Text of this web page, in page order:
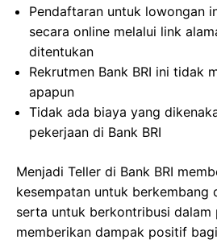
Pendaftaran untuk lowongan
secara online melalui link
ditentukan
Rekrutmen Bank BRI ini tidak
apapun
Tidak ada biaya yang
pekerjaan di Bank BRI
Menjadi Teller di Bank BRI
kesempatan untuk berkembang
serta untuk berkontribusi dalam
memberikan dampak positif